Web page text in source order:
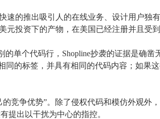
速的推出吸引人的在线业务、设计用户独
元投资下的产物，在美国已经注册并且受到
单个代码行，Shopline抄袭的证据是确凿
的标签，并具有相同的代码内容；如果
竞争优势”。除了侵权代码和模仿外观外，
提出以干扰为中心的指控。